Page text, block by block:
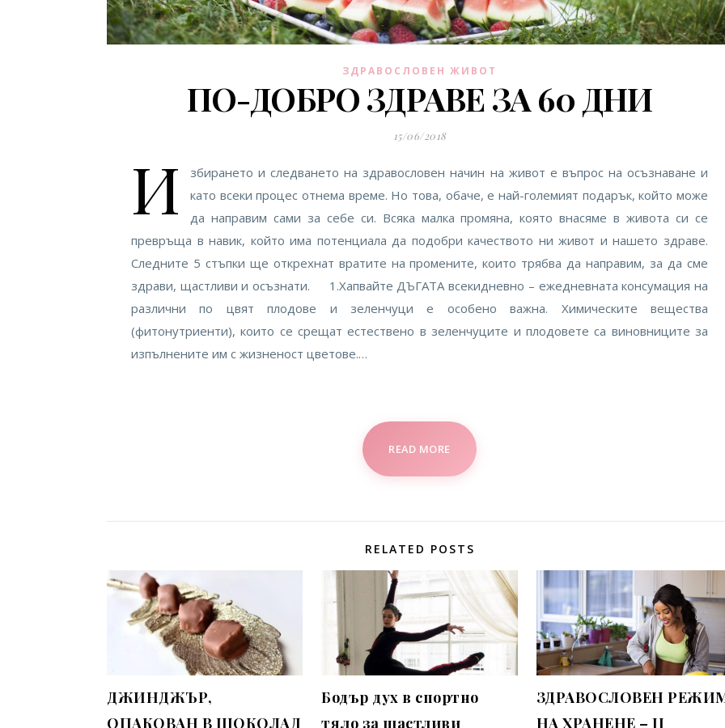
ЗДРАВОСЛОВЕН ЖИВОТ
ПО-ДОБРО ЗДРАВЕ ЗА 60 ДНИ
15/06/2018
И
збирането и следването на здравословен начин на живот е въпрос на осъзнаване и
като всеки процес отнема време. Но това, обаче, е най-големият подарък, който може
да направим сами за себе си. Всяка малка промяна, която внасяме в живота си се
превръща в навик, който има потенциала да подобри качеството ни живот и нашето здраве.
Следните 5 стъпки ще открехнат вратите на промените, които трябва да направим, за да сме
здрави, щастливи и осъзнати. 1.Хапвайте ДЪГАТА всекидневно – ежедневната консумация на
различни по цвят плодове и зеленчуци е особено важна. Химическите вещества
(фитонутриенти), които се срещат естествено в зеленчуците и плодовете са виновниците за
изпълнените им с жизненост цветове.…
READ MORE
RELATED POSTS
ДЖИНДЖЪР,
ОПАКОВАН В ШОКОЛАД
Бодър дух в спортно
тяло за щастливи
ЗДРАВОСЛОВЕН
НА ХРАНЕНЕ – II